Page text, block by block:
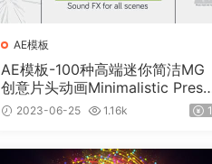
AE模板
AE模板-100种高端迷你简洁MG
创意片头动画Minimalistic Prese
ntation Pack
2023-06-25 1.16k 1